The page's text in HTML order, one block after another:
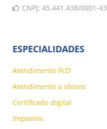
CNPJ: 45.441.438/0001-43
ESPECIALIDADES
Atendimento PcD
Atendimento a idosos
Certificado digital
Impostos